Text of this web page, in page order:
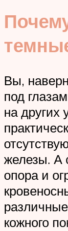
Вы,
под
на других
железы. А
опора и
кожного